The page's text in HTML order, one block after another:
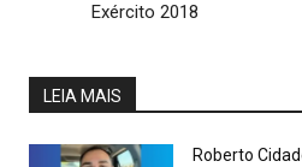
Exército 2018
LEIA MAIS
Roberto